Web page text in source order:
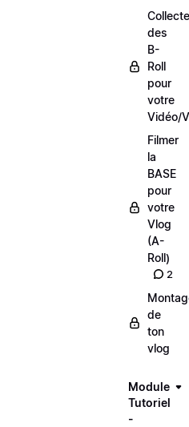
des
B-
Roll
pour
votre
Vidéo/
Filmer
la
BASE
pour
votre
Vlog
(A-
Roll)
2
de
ton
vlog
Module
Tutoriel
-